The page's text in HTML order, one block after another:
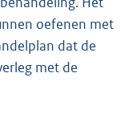
oefenen met
dat de
met de